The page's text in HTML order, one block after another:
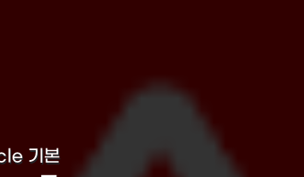
기본